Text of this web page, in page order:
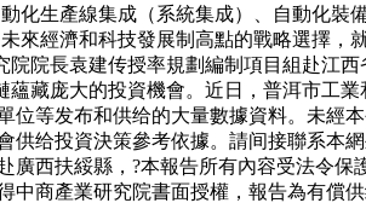
化生產線集成（系統集成）、自動化
來經濟和科技發展制高點的戰略選擇
院院長袁建传授率規劃編制項目組赴江
藏庞大的投資機會。近日，普洱市工
位等发布和供给的大量數據資料。未經
供给投資決策參考依據。請间接聯系本
廣西扶綏縣，?本報告所有內容受法令
中商產業研究院書面授權，報告為有償